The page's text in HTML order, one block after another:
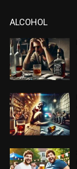
ALCOHOL